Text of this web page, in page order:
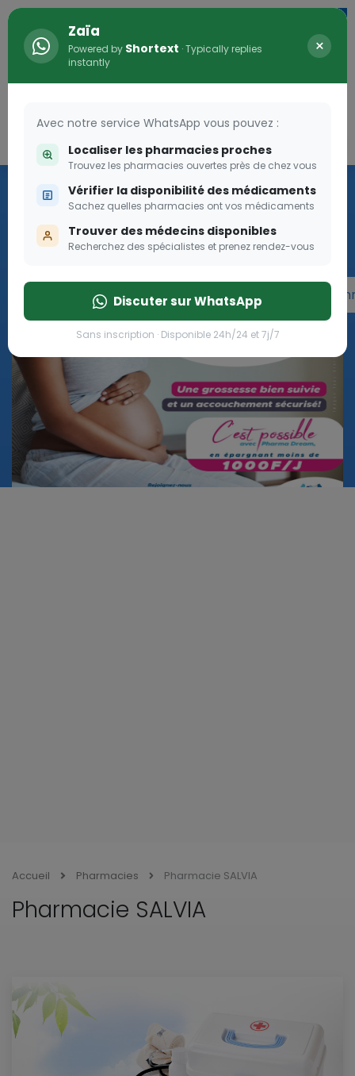
Programme OLGA-ESTHER
Rejoignez le programme Olga Esther pour les femmes
enceintes
Rejoignez le programme Olga Esther pour les
Accueil Pharmacies Pharmacie SALVIA
Pharmacie SALVIA
Zaïa
Powered by Shortext · Typically replies
instantly
×
Avec notre service WhatsApp vous pouvez :
Localiser les pharmacies proches
Trouvez les pharmacies ouvertes près de chez vous
Vérifier la disponibilité des médicaments
Sachez quelles pharmacies ont vos médicaments
Trouver des médecins disponibles
Recherchez des spécialistes et prenez rendez-vous
Discuter sur WhatsApp
Sans inscription · Disponible 24h/24 et 7j/7